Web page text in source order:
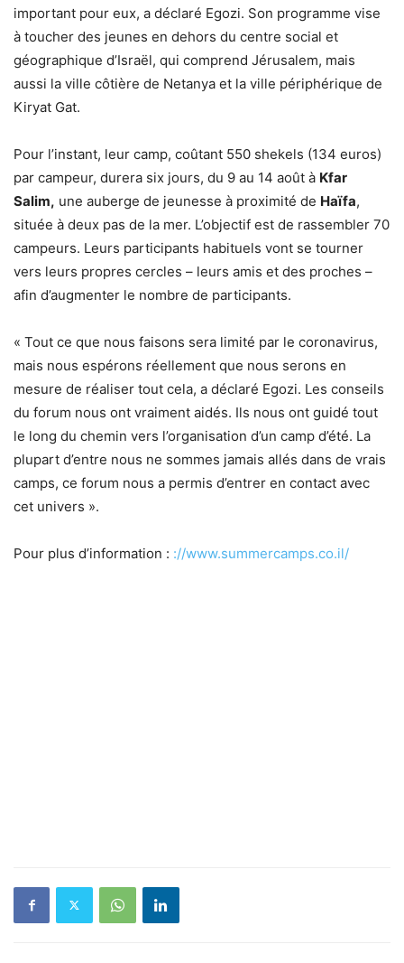
important pour eux, a déclaré Egozi. Son programme vise
à toucher des jeunes en dehors du centre social et
géographique d’Israël, qui comprend Jérusalem, mais
aussi la ville côtière de Netanya et la ville périphérique de
Kiryat Gat.
Pour l’instant, leur camp, coûtant 550 shekels (134 euros)
par campeur, durera six jours, du 9 au 14 août à Kfar
Salim, une auberge de jeunesse à proximité de Haïfa,
située à deux pas de la mer. L’objectif est de rassembler 70
campeurs. Leurs participants habituels vont se tourner
vers leurs propres cercles – leurs amis et des proches –
afin d’augmenter le nombre de participants.
« Tout ce que nous faisons sera limité par le coronavirus,
mais nous espérons réellement que nous serons en
mesure de réaliser tout cela, a déclaré Egozi. Les conseils
du forum nous ont vraiment aidés. Ils nous ont guidé tout
le long du chemin vers l’organisation d’un camp d’été. La
plupart d’entre nous ne sommes jamais allés dans de vrais
camps, ce forum nous a permis d’entrer en contact avec
cet univers ».
Pour plus d’information : ://www.summercamps.co.il/